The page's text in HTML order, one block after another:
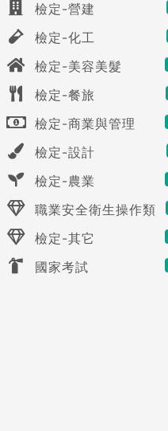
檢定-營建
檢定-化工
檢定-美容美髮
檢定-餐旅
檢定-商業與管理
檢定-設計
檢定-農業
職業安全衛生操作類
檢定-其它
國家考試